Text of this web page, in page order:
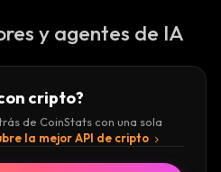
y agentes de IA
cripto?
de CoinStats con una sola
la mejor API de cripto